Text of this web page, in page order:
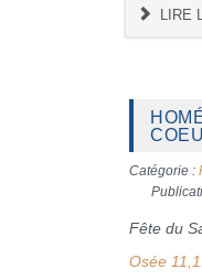
LIRE
Catégorie :
Fête du
Osée